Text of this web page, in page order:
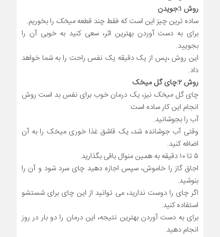
روش ۱:جویدن
ساده ترین چیز این است که فقط چند قطعهمیخک را بخوریم.
برای به دست آوردن بهترین اثر، سعی کنید به خوبی آن را
بجویید.
این روش ،پس از یک دقیقه یک نفس راحت را به شما خواهد
داد.
روش ۲:چای گل میخک
چای گلمیخک نیز، یک درمان خوب برای نفس بد است روش
انجام این کار ساده است:
آب را بجوشانید.
وقتی آب جوشانده شد، یک قاشق غذا خوری میخک را به آن
اضافه کنید.
۵ تا ۱۰ دقیقه به همین منوال باقی بگذارید.
اجاق گاز را خاموش، سپس اجازه دهید چای سرد شود و آن را
بنوشید.
اگر چای را دوست ندارید، می توانید از این چای برای شستشو
استفاده کنید.
برای به دست آوردن بهترین نتیجه، این درمان را دو بار در روز
انجام دهید.